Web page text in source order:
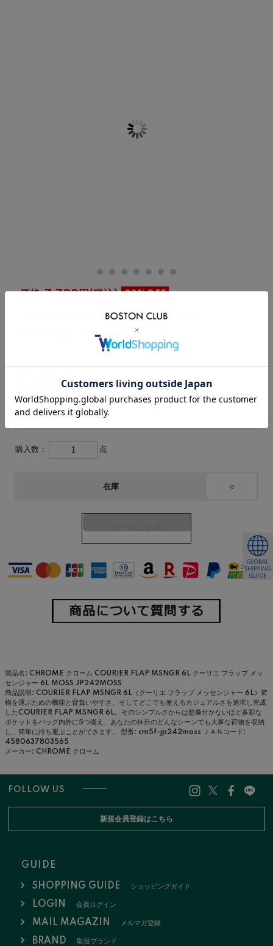
価格:7,700円(税込)
メーカー希望小売価格: 11,000円(税込)
[ポイント還元 77ポイント～]
購入数： 点
在庫 ○
製品名: CHROME クローム COURIER FLAP MSNGR 6L クーリエ フラップ メッ
センジャー 6L MOSS JP242MOSS
商品説明: COURIER FLAP MSNGR 6L（クーリエ フラップ メッセンジャー 6L）荷
物を運ぶための機能と背負いやすさ、そしてどこでも使えるカジュアルさを追求し完成
したCOURIER FLAP MSNGR 6L。そのシンプルさからは想像付かないほど多彩な
ポケットをバッグ内外に5つ備え、あなたの休日のどんなシーンでも大事な荷物を収納
し、簡単に持ち運ぶことができます。
型番: cm5f-jp242moss ＪＡＮコード:
4580637803565
メーカー: CHROME クローム
FOLLOW US
新規会員登録はこちら
GUIDE
SHOPPING GUIDE ショッピングガイド
LOGIN 会員ログイン
MAIL MAGAZIN メルマガ登録
BRAND 取扱ブランド